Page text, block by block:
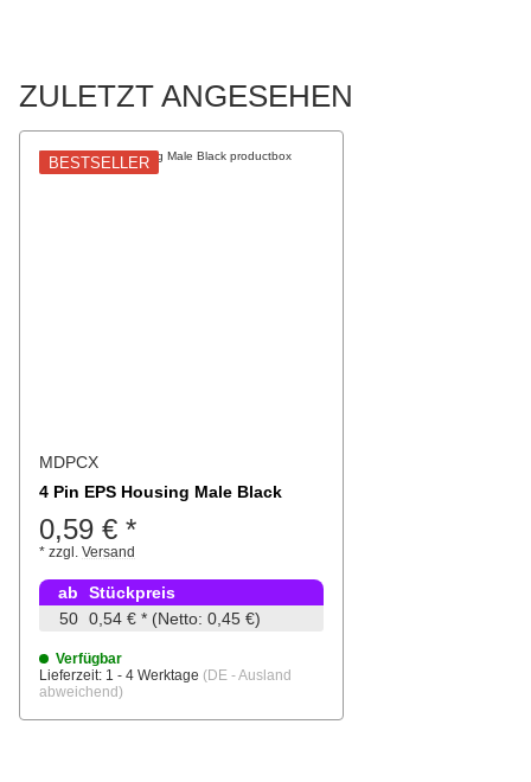
ZULETZT ANGESEHEN
BESTSELLER
MDPCX
4 Pin EPS Housing Male Black
0,59 € *
* zzgl. Versand
ab
Stückpreis
50 0,54 € * (Netto: 0,45 €)
Verfügbar
Lieferzeit: 1 - 4 Werktage (DE - Ausland
abweichend)